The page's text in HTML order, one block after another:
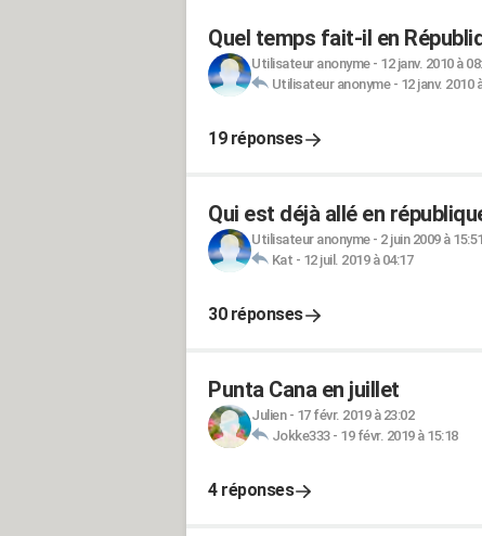
Quel temps fait-il en
Utilisateur anonyme- 12 janv. 2010 à
Utilisateur anonyme- 12 janv. 2010
19 réponses
Qui est déjà allé en
Utilisateur anonyme- 2 juin 2009 à 15:51
Kat - 12 juil. 2019 à 04:17
30 réponses
Punta Cana en juillet
Julien- 17 févr. 2019 à 23:02
Jokke333- 19 févr. 2019 à 15:18
4 réponses